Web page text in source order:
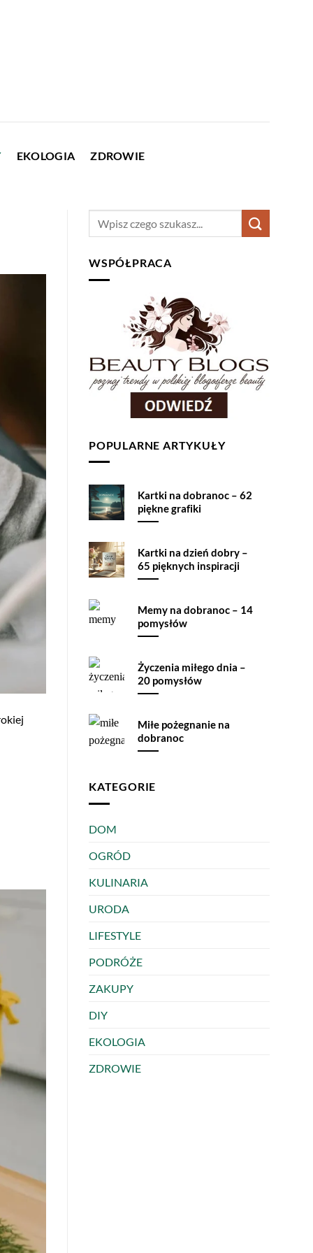
EKOLOGIA ZDROWIE
WSPÓŁPRACA
POPULARNE ARTYKUŁY
Kartki na dobranoc – 62
piękne grafiki
Kartki na dzień dobry –
65 pięknych inspiracji
Memy na dobranoc – 14
pomysłów
Życzenia miłego dnia –
20 pomysłów
Miłe pożegnanie na
dobranoc
KATEGORIE
DOM
OGRÓD
KULINARIA
URODA
LIFESTYLE
PODRÓŻE
ZAKUPY
DIY
EKOLOGIA
ZDROWIE